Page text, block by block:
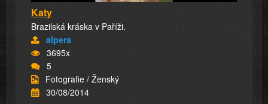
Katy
Brazilská kráska v Paříži.
alpera
3695x
5
Fotografie / Ženský
30/08/2014